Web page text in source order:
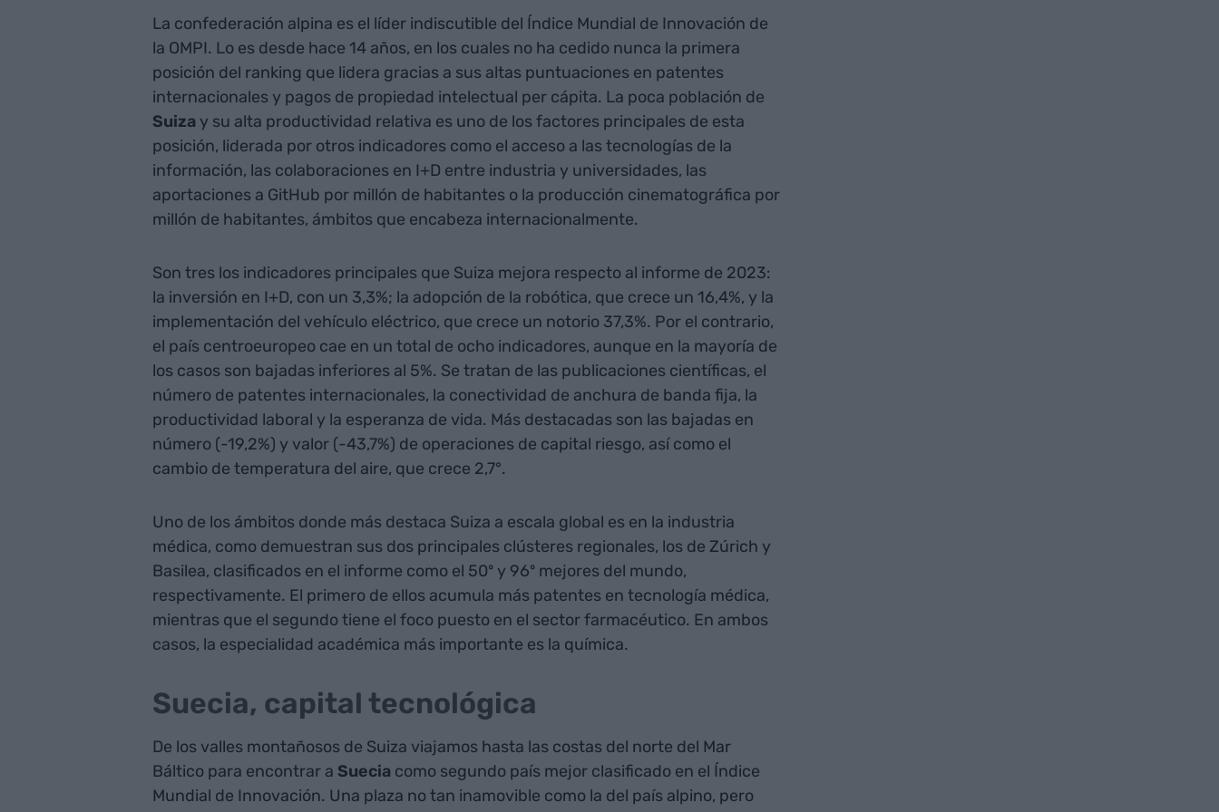
La confederación alpina es el líder indiscutible del Índice Mundial de Innovación de
la OMPI. Lo es desde hace 14 años, en los cuales no ha cedido nunca la primera
posición del ranking que lidera gracias a sus altas puntuaciones en patentes
internacionales y pagos de propiedad intelectual per cápita. La poca población de
Suizay su alta productividad relativa es uno de los factores principales de esta
posición, liderada por otros indicadores como el acceso a las tecnologías de la
información, las colaboraciones en I+D entre industria y universidades, las
aportaciones a GitHub por millón de habitantes o la producción cinematográfica por
millón de habitantes, ámbitos que encabeza internacionalmente.
Son tres los indicadores principales que Suiza mejora respecto al informe de 2023:
la inversión en I+D, con un 3,3%; la adopción de la robótica, que crece un 16,4%, y la
implementación del vehículo eléctrico, que crece un notorio 37,3%. Por el contrario,
el país centroeuropeo cae en un total de ocho indicadores, aunque en la mayoría de
los casos son bajadas inferiores al 5%. Se tratan de las publicaciones científicas, el
número de patentes internacionales, la conectividad de anchura de banda fija, la
productividad laboral y la esperanza de vida. Más destacadas son las bajadas en
número (-19,2%) y valor (-43,7%) de operaciones de capital riesgo, así como el
cambio de temperatura del aire, que crece 2,7°.
Uno de los ámbitos donde más destaca Suiza a escala global es en la industria
médica, como demuestran sus dos principales clústeres regionales, los de Zúrich y
Basilea, clasificados en el informe como el 50º y 96º mejores del mundo,
respectivamente. El primero de ellos acumula más patentes en tecnología médica,
mientras que el segundo tiene el foco puesto en el sector farmacéutico. En ambos
casos, la especialidad académica más importante es la química.
Suecia, capital tecnológica
De los valles montañosos de Suiza viajamos hasta las costas del norte del Mar
Báltico para encontrar a Sueciacomo segundo país mejor clasificado en el Índice
Mundial de Innovación. Una plaza no tan inamovible como la del país alpino, pero